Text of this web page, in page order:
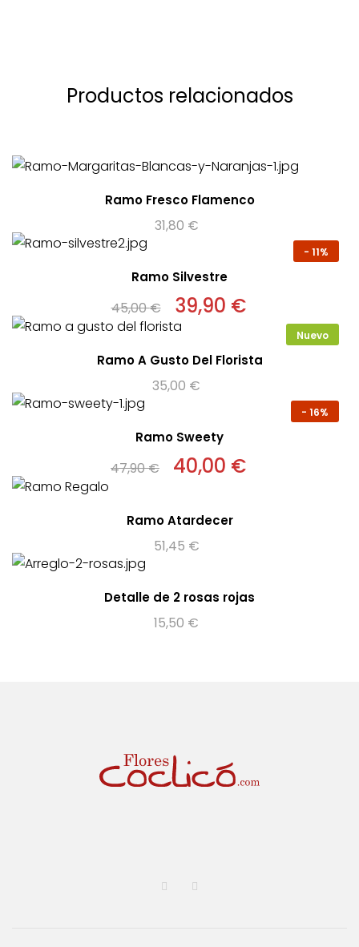
Productos relacionados
Ramo Fresco Flamenco
31,80 €
- 11%
Ramo Silvestre
45,00€ El
precio
original
45,00 €.
39,90 €
actual
39,90 €.
Nuevo
Ramo A Gusto Del Florista
35,00 €
- 16%
Ramo Sweety
47,90€ El
precio
47,90 €.
40,00 €
Ramo Atardecer
51,45 €
Detalle de 2 rosas rojas
15,50 €